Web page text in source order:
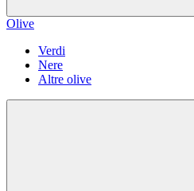
Olive
Verdi
Nere
Altre olive